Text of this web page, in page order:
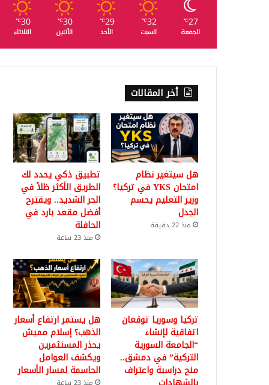
27
℃
الجمعة
32
℃
السبت
29
℃
الأحد
30
℃
الأثنين
30
℃
الثلاثاء
أخر المقالات
هل سيتغير نظام
امتحان YKS في تركيا؟
وزير التعليم يحسم
الجدل
منذ 22 دقيقة
تطبيق ذكي يحدد لك
الطريق الأكثر ظلاً في
الحر الشديد.. ويقترح
أفضل مقعد بارد في
الحافلة
منذ 23 ساعة
تركيا وسوريا توقعان
اتفاقية لإنشاء
“الجامعة السورية
التركية” في دمشق..
منح دراسية واعتراف
هل يستمر ارتفاع أسعار
الذهب؟ إسلام مميش
يحذر المستثمرين
ويكشف العوامل
الحاسمة لمسار الأسعار